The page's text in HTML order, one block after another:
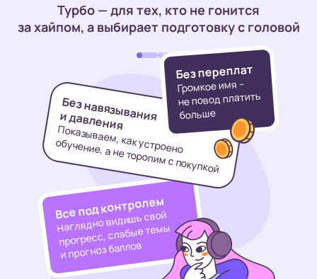
Турбо — для тех, кто не гонится
за хайпом, а выбирает подготовку с головой
Без навязывания
и давления
Показываем, как устроено
обучение, а не торопимс покупкой
Все под контролем
Наглядно видишь свой
прогресс, слабые темы
и прогноз баллов
Без переплат
Громкое имя –
не повод платить
больше
громких обещаний
постоянных продаж
непонятных
тарифов и форматов